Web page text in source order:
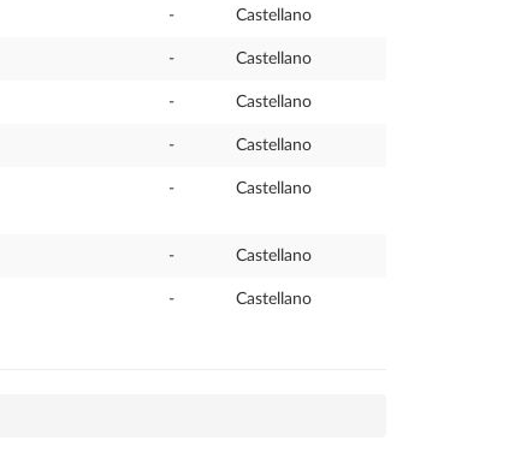
- Castellano
- Castellano
- Castellano
- Castellano
- Castellano
- Castellano
- Castellano